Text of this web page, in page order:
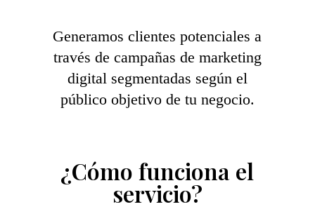
Generamos clientes potenciales a
través de campañas de marketing
digital segmentadas según el
público objetivo de tu negocio.
¿Cómo funciona el
servicio?